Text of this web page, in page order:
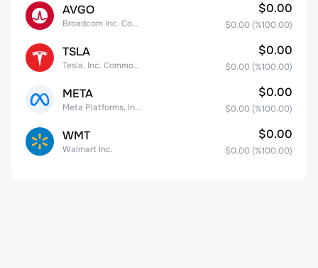
AVGO
Broadcom Inc. Common Stock
$0.00
$0.00 (%100.00)
TSLA
Tesla, Inc. Common Stock
$0.00
$0.00 (%100.00)
META
Meta Platforms, Inc. Class A Common Stock
$0.00
$0.00 (%100.00)
WMT
Walmart Inc.
$0.00
$0.00 (%100.00)